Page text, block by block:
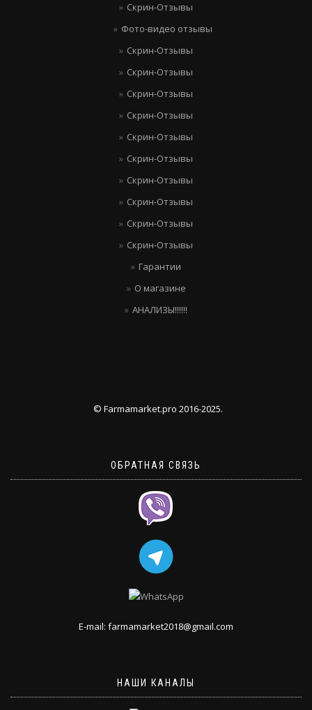
Скрин-Отзывы
Фото-видео отзывы
Скрин-Отзывы
Скрин-Отзывы
Скрин-Отзывы
Скрин-Отзывы
Скрин-Отзывы
Скрин-Отзывы
Скрин-Отзывы
Скрин-Отзывы
Скрин-Отзывы
Скрин-Отзывы
Гарантии
О магазине
АНАЛИЗЫ!!!!!!
© Farmamarket.pro 2016-2025.
ОБРАТНАЯ СВЯЗЬ
E-mail: farmamarket2018@gmail.com
НАШИ КАНАЛЫ